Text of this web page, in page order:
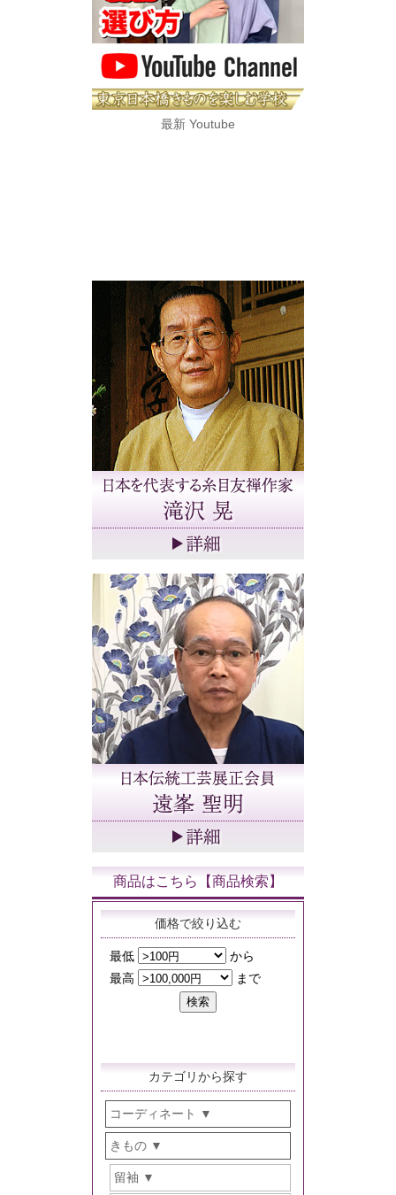
最新 Youtube
商品はこちら【商品検索】
価格で絞り込む
カテゴリから探す
コーディネート
きもの
留袖